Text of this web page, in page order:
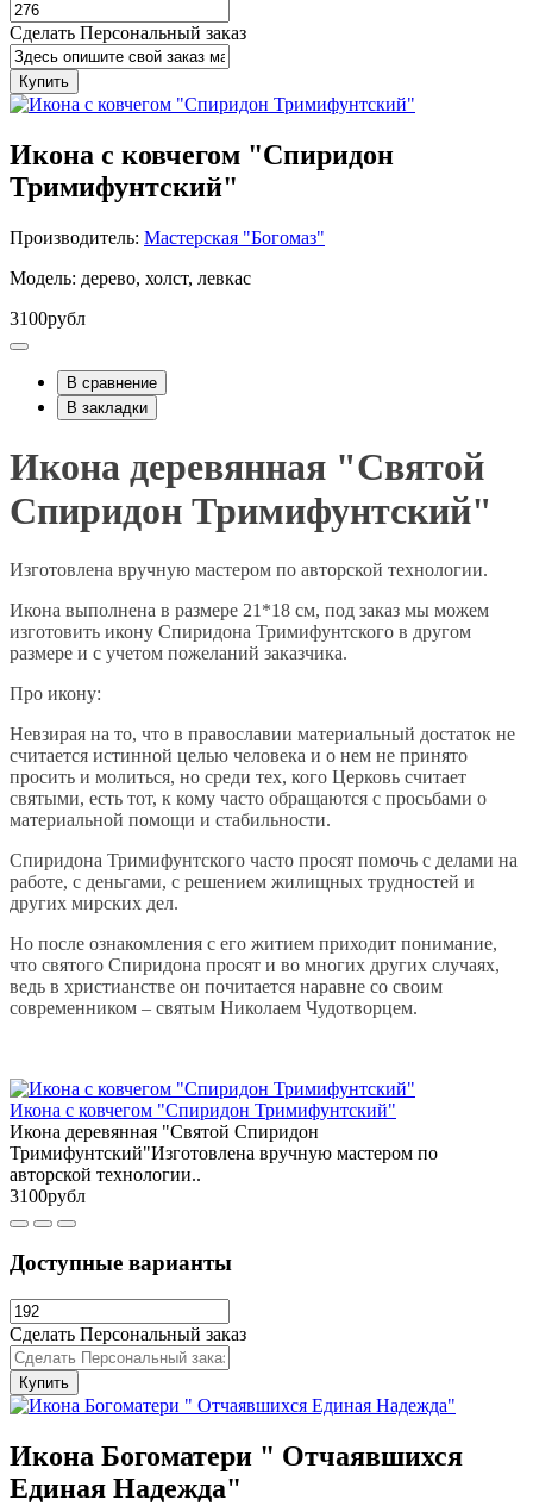
Сделать Персональный заказ
Купить
Икона с ковчегом "Спиридон
Тримифунтский"
Производитель: Мастерская "Богомаз"
Модель: дерево, холст, левкас
3100рубл
В сравнение
В закладки
Икона деревянная "Святой
Спиридон Тримифунтский"
Изготовлена вручную мастером по авторской технологии.
Икона выполнена в размере 21*18 см, под заказ мы можем
изготовить икону Спиридона Тримифунтского в другом
размере и с учетом пожеланий заказчика.
Про икону:
Невзирая на то, что в православии материальный достаток не
считается истинной целью человека и о нем не принято
просить и молиться, но среди тех, кого Церковь считает
святыми, есть тот, к кому часто обращаются с просьбами о
материальной помощи и стабильности.
Спиридона Тримифунтского часто просят помочь с делами на
работе, с деньгами, с решением жилищных трудностей и
других мирских дел.
Но после ознакомления с его житием приходит понимание,
что святого Спиридона просят и во многих других случаях,
ведь в христианстве он почитается наравне со своим
современником – святым Николаем Чудотворцем.
Икона с ковчегом "Спиридон Тримифунтский"
Икона деревянная "Святой Спиридон
Тримифунтский"Изготовлена вручную мастером по
авторской технологии..
3100рубл
Доступные варианты
Сделать Персональный заказ
Купить
Икона Богоматери " Отчаявшихся
Единая Надежда"